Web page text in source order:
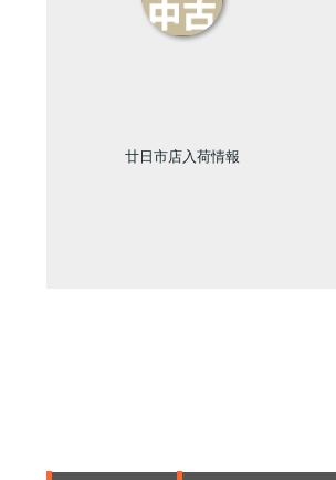
廿日市店入荷情報